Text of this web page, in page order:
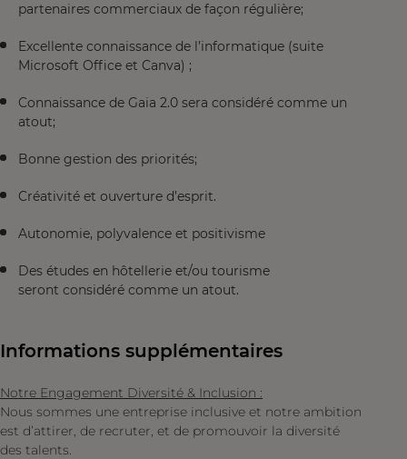
partenaires commerciaux de façon régulière;
Excellente connaissance de l’informatique (suite
Microsoft Office et Canva) ;
Connaissance de Gaia 2.0 sera considéré comme un
atout;
Bonne gestion des priorités;
Créativité et ouverture d’esprit.
Autonomie, polyvalence et positivisme
Des études en hôtellerie et/ou tourisme
seront considéré comme un atout.
Informations supplémentaires
Notre Engagement Diversité & Inclusion :
Nous sommes une entreprise inclusive et notre ambition
est d’attirer, de recruter, et de promouvoir la diversité
des talents.